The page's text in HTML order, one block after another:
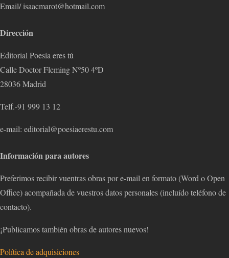
Email/ isaacmarot@hotmail.com
Dirección
Editorial Poesía eres tú
Calle Doctor Fleming Nº50 4ºD
28036 Madrid
Telf.-91 999 13 12
e-mail: editorial@poesiaerestu.com
Información para autores
Preferimos recibir vuentras obras por e-mail en formato (Word o Open
Office) acompañada de vuestros datos personales (incluído teléfono de
contacto).
¡Publicamos también obras de autores nuevos!
Política de adquisiciones